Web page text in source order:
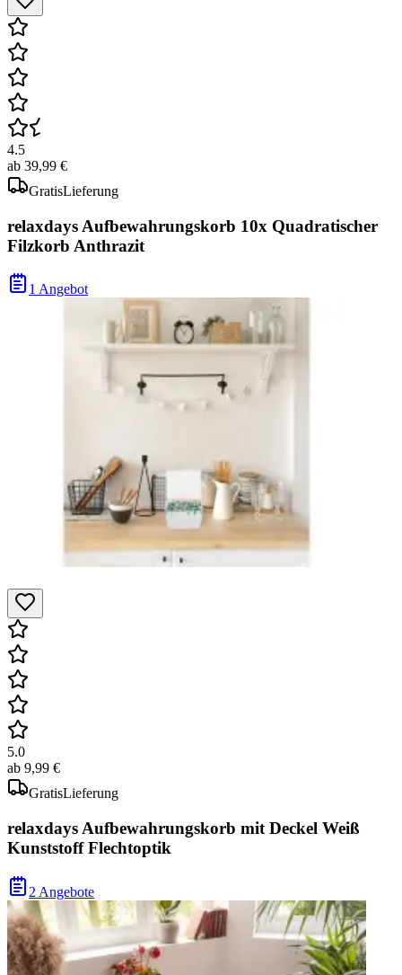
4.5
ab 39,99 €
GratisLieferung
relaxdays Aufbewahrungskorb 10x Quadratischer
Filzkorb Anthrazit
1 Angebot
5.0
ab 9,99 €
GratisLieferung
relaxdays Aufbewahrungskorb mit Deckel Weiß
Kunststoff Flechtoptik
2 Angebote